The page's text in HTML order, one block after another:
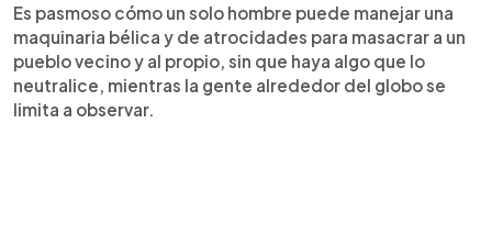
Es pasmoso cómo un solo hombre puede manejar una
maquinaria bélica y de atrocidades para masacrar a un
pueblo vecino y al propio, sin que haya algo que lo
neutralice, mientras la gente alrededor del globo se
limita a observar.